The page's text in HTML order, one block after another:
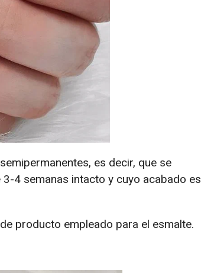
es decir, que se
4 semanas intacto y cuyo acabado es
producto empleado para el esmalte.